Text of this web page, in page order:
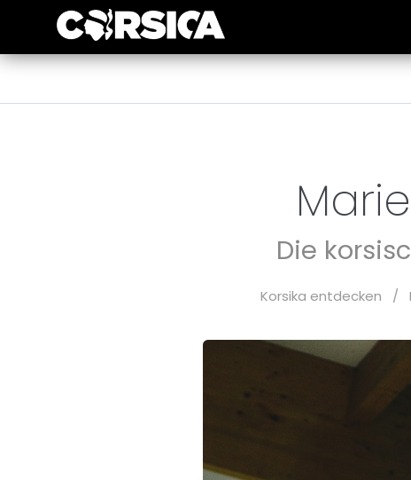
Die
Korsika entdecken /